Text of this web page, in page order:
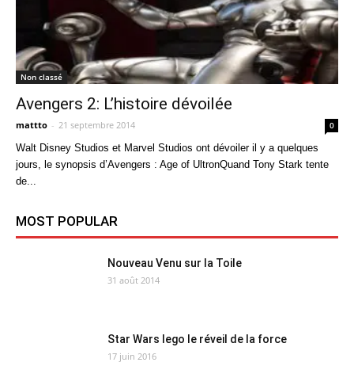
Non classé
Avengers 2: L’histoire dévoilée
mattto - 21 septembre 2014 0
Walt Disney Studios et Marvel Studios ont dévoiler il y a quelques
jours, le synopsis d’Avengers : Age of UltronQuand Tony Stark tente
de...
MOST POPULAR
Nouveau Venu sur la Toile
31 août 2014
Star Wars lego le réveil de la force
17 juin 2016